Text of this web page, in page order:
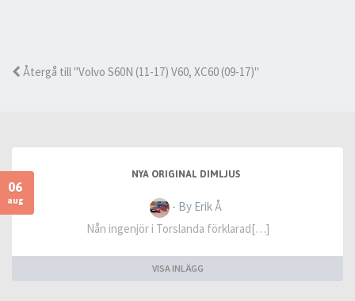
Återgå till "Volvo S60N (11-17) V60, XC60 (09-17)"
06
aug
NYA ORIGINAL DIMLJUS
- By Erik Å
Nån ingenjör i Torslanda förklarad[…]
VISA INLÄGG